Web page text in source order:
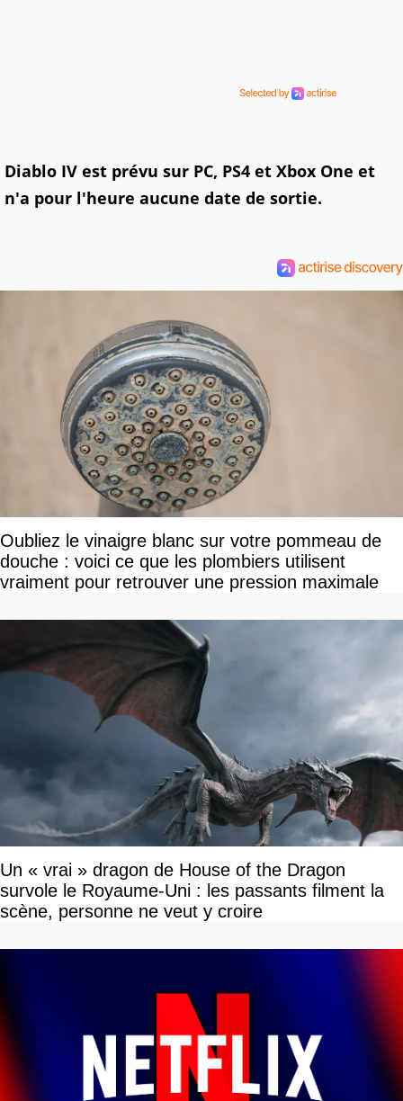
Diablo IV est prévu sur PC, PS4 et Xbox One et
n'a pour l'heure aucune date de sortie.
Oubliez le vinaigre blanc sur votre pommeau de
douche : voici ce que les plombiers utilisent
vraiment pour retrouver une pression maximale
Un « vrai » dragon de House of the Dragon
survole le Royaume-Uni : les passants filment la
scène, personne ne veut y croire